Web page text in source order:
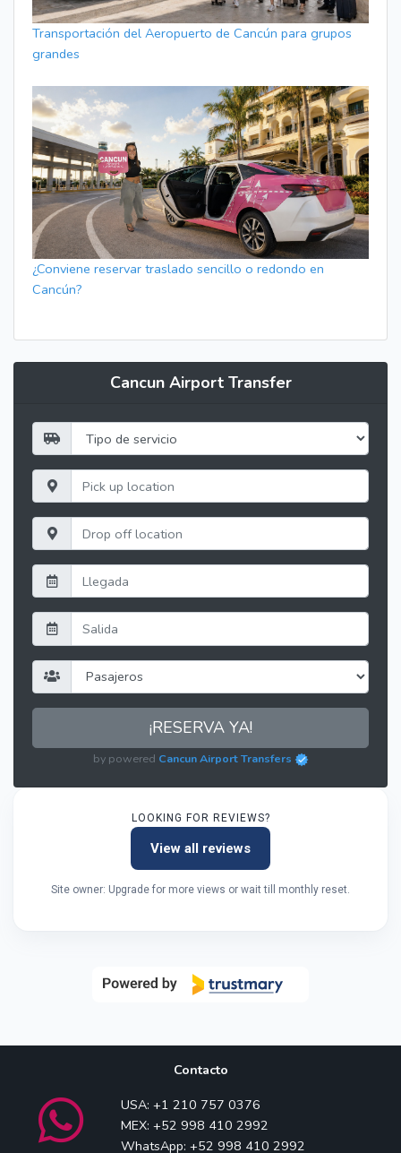
Transportación del Aeropuerto de Cancún para grupos
grandes
¿Conviene reservar traslado sencillo o redondo en
Cancún?
Cancun Airport Transfer
¡RESERVA YA!
by powered Cancun Airport Transfers
LOOKING FOR REVIEWS?
View all reviews
Site owner: Upgrade for more views or wait till monthly reset.
Contacto
USA: +1 210 757 0376
MEX: +52 998 410 2992
WhatsApp: +52 998 410 2992